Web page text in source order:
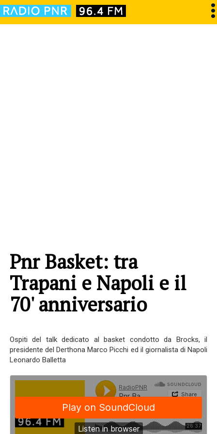
Pnr Basket: tra
Trapani e Napoli e il
70' anniversario
Ospiti del talk dedicato al basket condotto da Brocks, il
presidente del Derthona Marco Picchi ed il giornalista di Napoli
Leonardo Balletta